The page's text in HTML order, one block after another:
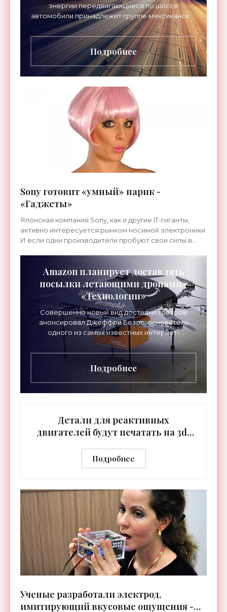
энергии передвигающиеся по шоссе
автомобили принадлежит группе мексиканских
инженеров-инноваторов, которыми руководит
Гектор Риккардо Масиас Эрнандес
Подробнее
Sony готовит «умный» парик -
«Гаджеты»
Японская компания Sony, как и другие IT-гиганты,
активно интересуется рынком носимой электроники.
И если одни производители пробуют свои силы в
Amazon планирует доставлять
посылки летающими дронами -
«Технологии»
Совершенно новый вид доставки товаров
анонсировал Джеффри Безос, основатель
одного из самых известных интернет-
магазинов. Для сверхбыстрого вручения
посылок своим клиентам Amazon
Подробнее
Детали для реактивных
двигателей будут печатать на 3d-
Подробнее
Ученые разработали электрод,
имитирующий вкусовые ощущения -